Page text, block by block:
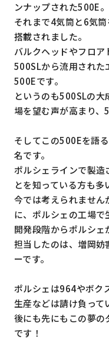
ンナップされた500E。
それまで4気筒と6気
搭載されました。
バルクヘッドやフロア
500SLから流用された
500Eです。
というのも500SLの
場を望む声が高まり、
そしてこの500Eを語
名です。
ポルシェラインで製造
とを知っている方も多
今では考えられませ
に、ポルシェの工場で
開発段階からポルシ
担当したのは、増岡
ーです。
ポルシェは964やボク
生産などは請け負って
後にも先にもこの夢
です！